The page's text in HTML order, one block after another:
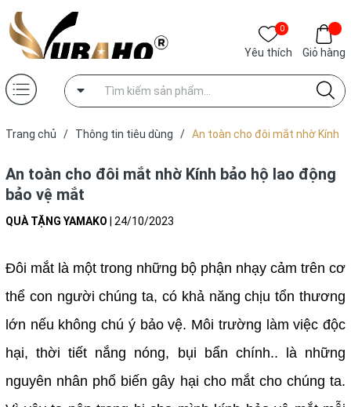
0
Yêu thích Giỏ hàng
Trang chủ / Thông tin tiêu dùng / An toàn cho đôi mắt nhờ Kính
An toàn cho đôi mắt nhờ Kính bảo hộ lao động
bảo vệ mắt
QUÀ TẶNG YAMAKO 24/10/2023
Đôi mắt là một trong những bộ phận nhạy cảm trên cơ
thể con người chúng ta, có khả năng chịu tổn thương
lớn nếu không chú ý bảo vệ. Môi trường làm việc độc
hại, thời tiết nắng nóng, bụi bẩn chính.. là những
nguyên nhân phổ biến gây hại cho mắt cho chúng ta.